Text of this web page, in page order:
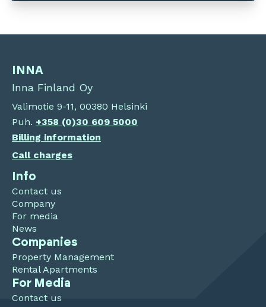
INNA
Inna Finland Oy
Valimotie 9-11, 00380 Helsinki
Puh. +358 (0)30 609 5000
Billing information
Call charges
Info
Contact us
Company
For media
News
Companies
Property Management
Rental Apartments
For Media
Contact us